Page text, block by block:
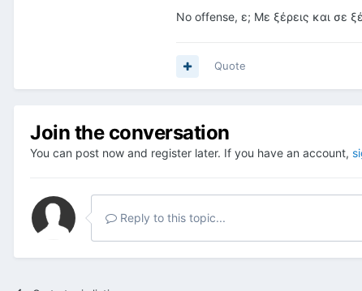
Νο offense, ε; Με ξέρεις και σε
Quote
Join the conversation
You can post now and register later. If you have an account,
Reply to this topic...